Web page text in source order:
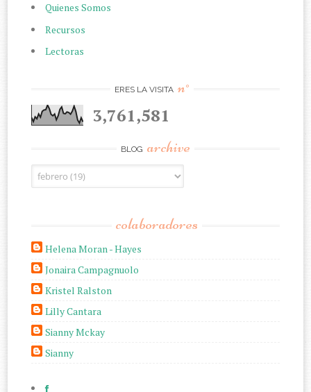
Quienes Somos
Recursos
Lectoras
ERES LA VISITA n°
3,761,581
BLOG archive
colaboradores
Helena Moran - Hayes
Jonaira Campagnuolo
Kristel Ralston
Lilly Cantara
Sianny Mckay
Sianny